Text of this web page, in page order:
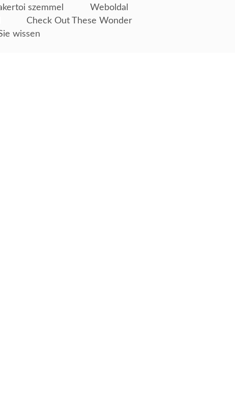
szemmel
Weboldal
Check Out These Wonder
wissen